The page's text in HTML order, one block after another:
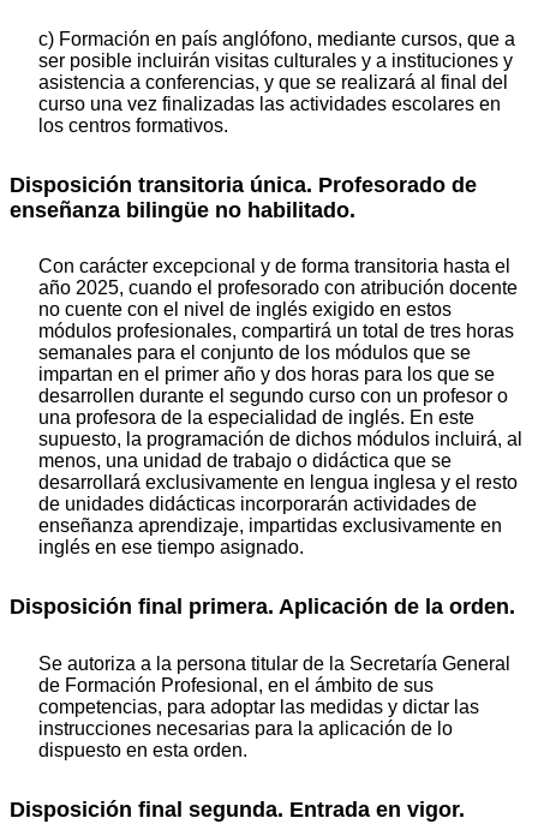
c) Formación en país anglófono, mediante cursos, que a
ser posible incluirán visitas culturales y a instituciones y
asistencia a conferencias, y que se realizará al final del
curso una vez finalizadas las actividades escolares en
los centros formativos.
Disposición transitoria única. Profesorado de
enseñanza bilingüe no habilitado.
Con carácter excepcional y de forma transitoria hasta el
año 2025, cuando el profesorado con atribución docente
no cuente con el nivel de inglés exigido en estos
módulos profesionales, compartirá un total de tres horas
semanales para el conjunto de los módulos que se
impartan en el primer año y dos horas para los que se
desarrollen durante el segundo curso con un profesor o
una profesora de la especialidad de inglés. En este
supuesto, la programación de dichos módulos incluirá, al
menos, una unidad de trabajo o didáctica que se
desarrollará exclusivamente en lengua inglesa y el resto
de unidades didácticas incorporarán actividades de
enseñanza aprendizaje, impartidas exclusivamente en
inglés en ese tiempo asignado.
Disposición final primera. Aplicación de la orden.
Se autoriza a la persona titular de la Secretaría General
de Formación Profesional, en el ámbito de sus
competencias, para adoptar las medidas y dictar las
instrucciones necesarias para la aplicación de lo
dispuesto en esta orden.
Disposición final segunda. Entrada en vigor.